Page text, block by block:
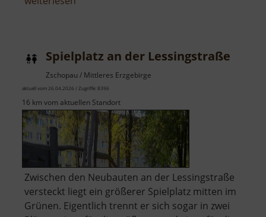
Spielplatz an der Lessingstraße
Zschopau / Mittleres Erzgebirge
aktuell vom 26.04.2026 / Zugriffe: 8396
16 km vom aktuellen Standort
Zwischen den Neubauten an der Lessingstraße
versteckt liegt ein größerer Spielplatz mitten im
Grünen. Eigentlich trennt er sich sogar in zwei